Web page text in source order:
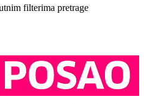
filterima pretrage